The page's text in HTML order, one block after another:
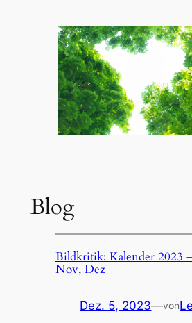
Blog
Bildkritik: Kalender 2023
Nov, Dez
Dez. 5, 2023—von